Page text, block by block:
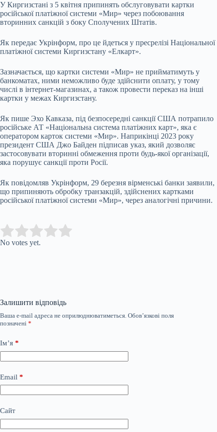
У Киргизстані з 5 квітня припинять обслуговувати картки
російської платіжної системи «Мир» через побоювання
вторинних санкцій з боку Сполучених Штатів.
Як передає Укрінформ, про це йдеться у пресрелізі Національної
платіжної системи Киргизстану «Елкарт».
Зазначається, що картки системи «Мир» не прийматимуть у
банкоматах, ними неможливо буде здійснити оплату, у тому
числі в інтернет-магазинах, а також провести переказ на інші
картки у межах Киргизстану.
Як пише Эхо Кавказа, під безпосередні санкції США потрапило
російське АТ «Національна система платіжних карт», яка є
оператором карток системи «Мир». Наприкінці 2023 року
президент США Джо Байден підписав указ, який дозволяє
застосовувати вторинні обмеження проти будь-якої організації,
яка порушує санкції проти Росії.
Як повідомляв Укрінформ, 29 березня вірменські банки заявили,
що припиняють обробку транзакцій, здійснених картками
російської платіжної системи «Мир», через аналогічні причини.
Rate this item:
No votes yet.
Залишити відповідь
Ваша e-mail адреса не оприлюднюватиметься. Обов’язкові поля
позначені *
Ім’я *
Email *
Сайт